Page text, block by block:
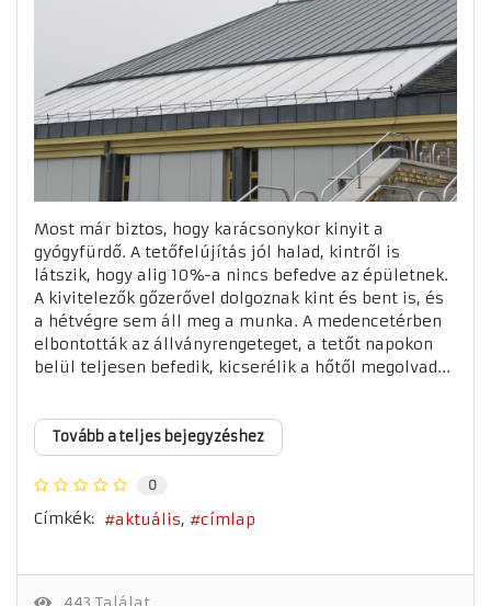
Most már biztos, hogy karácsonykor kinyit a
gyógyfürdő. A tetőfelújítás jól halad, kintről is
látszik, hogy alig 10%-a nincs befedve az épületnek.
A kivitelezők gőzerővel dolgoznak kint és bent is, és
a hétvégre sem áll meg a munka. A medencetérben
elbontották az állványrengeteget, a tetőt napokon
belül teljesen befedik, kicserélik a hőtől megolvad...
Tovább a teljes bejegyzéshez
0
Címkék: aktuális címlap